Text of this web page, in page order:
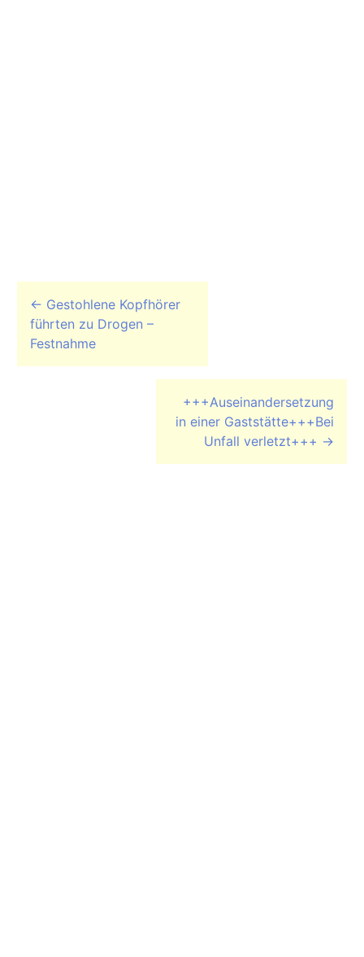
Beitrags-Navigation
← Gestohlene Kopfhörer
führten zu Drogen –
Festnahme
+++Auseinandersetzung
in einer Gaststätte+++Bei
Unfall verletzt+++ →